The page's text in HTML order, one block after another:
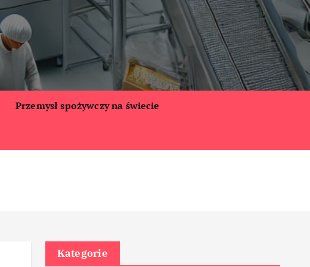
Przemysł spożywczy na świecie
Kategorie